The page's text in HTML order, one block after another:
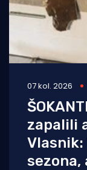
07 kol. 2026
zapalili
sezona,